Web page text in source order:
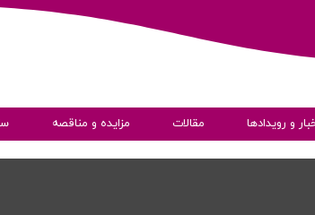
و رویدادها مقالات مزایده و مناقصه